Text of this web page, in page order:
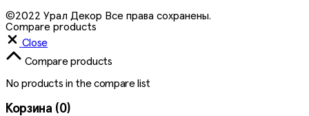
©2022 Урал Декор Все права сохранены.
Compare products
Close
Compare products
No products in the compare list
Корзина (0)